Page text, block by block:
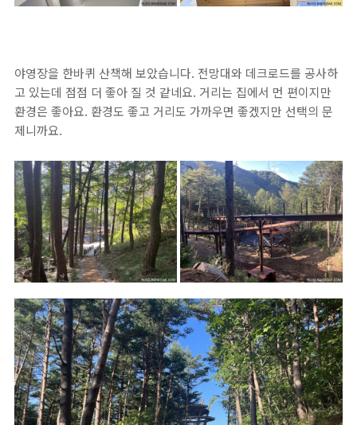
야영장을 한바퀴 산책해 보았습니다. 전망대와 데크로드를 공사하
고 있는데 점점 더 좋아 질 것 같네요. 거리는 집에서 먼 편이지만
환경은 좋아요. 환경도 좋고 거리도 가까우면 좋겠지만 선택의 문
제니까요.